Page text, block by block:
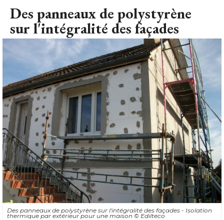
Des panneaux de polystyrène
sur l'intégralité des façades
Des panneaux de polystyrène sur l'intégralité des façades - Isolation
thermique par extérieur pour une maison © Edilteco